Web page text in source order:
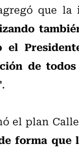
que la
el
de
.
el plan
forma